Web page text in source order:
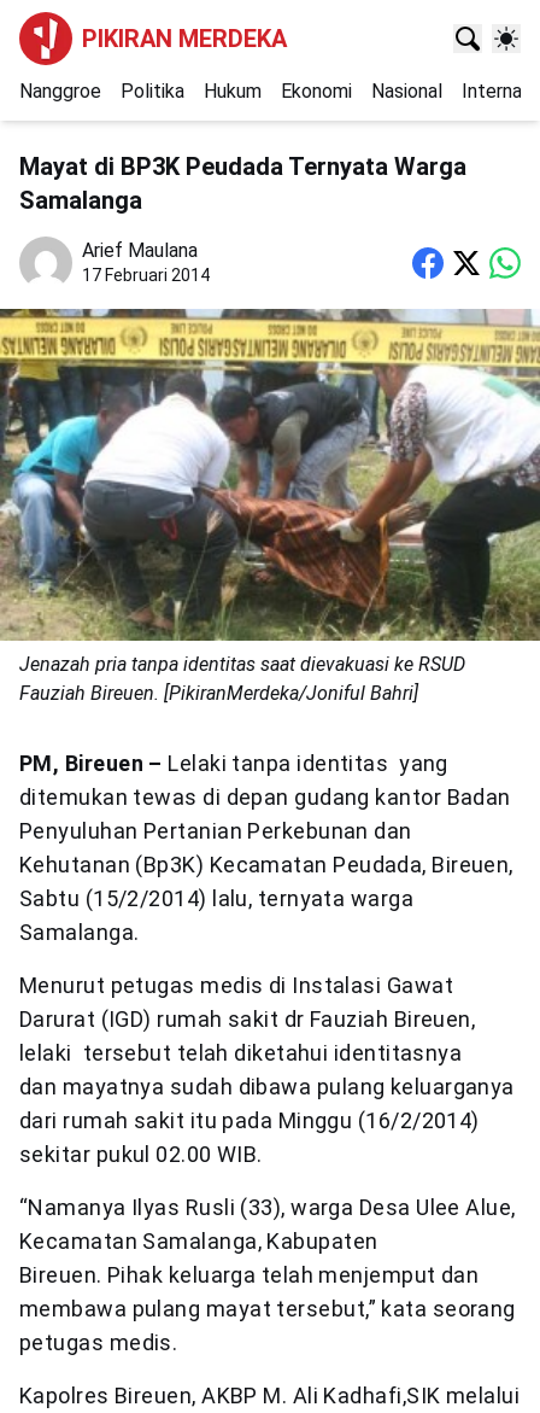
PIKIRAN MERDEKA
Nanggroe Politika Hukum Ekonomi Nasional
Mayat di BP3K Peudada Ternyata Warga
Samalanga
Arief Maulana
17 Februari 2014
Jenazah pria tanpa identitas saat dievakuasi ke RSUD
Fauziah Bireuen. [PikiranMerdeka/Joniful Bahri]
PM, Bireuen – Lelaki tanpa identitas yang
ditemukan tewas di depan gudang kantor Badan
Penyuluhan Pertanian Perkebunan dan
Kehutanan (Bp3K) Kecamatan Peudada, Bireuen,
Sabtu (15/2/2014) lalu, ternyata warga
Samalanga.
Menurut petugas medis di Instalasi Gawat
Darurat (IGD) rumah sakit dr Fauziah Bireuen,
lelaki tersebut telah diketahui identitasnya
dan mayatnya sudah dibawa pulang keluarganya
dari rumah sakit itu pada Minggu (16/2/2014)
sekitar pukul 02.00 WIB.
“Namanya Ilyas Rusli (33), warga Desa Ulee Alue,
Kecamatan Samalanga, Kabupaten
Bireuen. Pihak keluarga telah menjemput dan
membawa pulang mayat tersebut,” kata seorang
petugas medis.
Kapolres Bireuen, AKBP M. Ali Kadhafi,SIK melalui